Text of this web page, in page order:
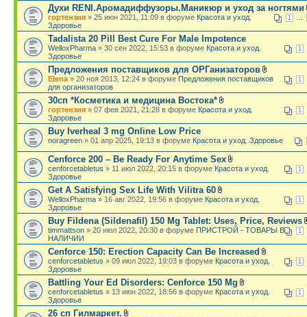
Духи RENI.Аромадиффузоры.Маникюр и уход за ногтями
1
гортензия » 25 июн 2021, 11:09 в форуме Красота и уход.
Здоровье
Tadalista 20 Pill Best Cure For Male Impotence
1
WelloxPharma » 30 сен 2022, 15:53 в форуме Красота и уход.
Здоровье
Предложения поставщиков для ОРГанизаторов
1
Elena » 20 ноя 2013, 12:24 в форуме Предложения поставщиков
для организаторов
30сп *Косметика и медицина Востока*
1
гортензия » 07 фев 2021, 21:28 в форуме Красота и уход.
Здоровье
Buy Iverheal 3 mg Online Low Price
noragreen » 01 апр 2025, 19:13 в форуме Красота и уход. Здоровье
Cenforce 200 – Be Ready For Anytime Sex
1
cenforcetabletus » 11 июл 2022, 20:15 в форуме Красота и уход.
Здоровье
Get A Satisfying Sex Life With Vilitra 60
1
WelloxPharma » 16 авг 2022, 19:56 в форуме Красота и уход.
Здоровье
Buy Fildena (Sildenafil) 150 Mg Tablet: Uses, Price, Reviews
1
timmattson » 20 июл 2022, 20:30 в форуме ПРИСТРОЙ - ТОВАРЫ В
НАЛИЧИИ
Cenforce 150: Erection Capacity Can Be Increased
1
cenforcetabletus » 09 июл 2022, 19:03 в форуме Красота и уход.
Здоровье
Battling Your Ed Disorders: Cenforce 150 Mg
1
cenforcetabletus » 13 июн 2022, 18:56 в форуме Красота и уход.
Здоровье
26 сп Гилмаркет.